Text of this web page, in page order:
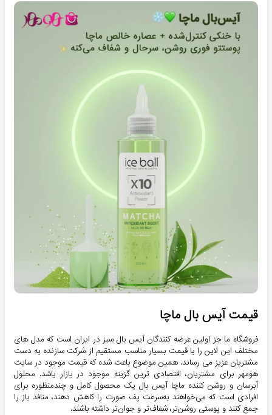
قیمت آیس بال ماچا
فروشگاه ما جز اولین عرضه کنندگان آیس بال سبز در ایران است که مدل های
مختلف این لاین را با قیمت بسیار مناسب مستقیم از شرکت سازنده به دست
مشتریان عزیز می رساند. همین موضوع باعث شده که قیمت موجود در سایت
هومهر برای مشتریان، اقتصادی ترین گزینه موجود در بازار باشد. محلول
آبرسان و روشن کننده ماچا آیس بال یک محصول کامل و چندمنظوره برای
افرادی است که می‌خواهند به‌سرعت پف صورت را کاهش دهند، منافذ باز را
جمع کنند و پوستی روشن‌تر، شفاف‌تر و جوان‌تر داشته باشند.